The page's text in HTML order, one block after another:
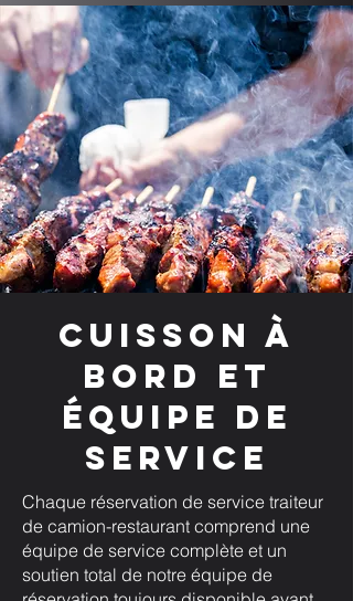
Cuisson à
bord et
équipe de
service
Chaque réservation de service traiteur
de camion-restaurant comprend une
équipe de service complète et un
soutien total de notre équipe de